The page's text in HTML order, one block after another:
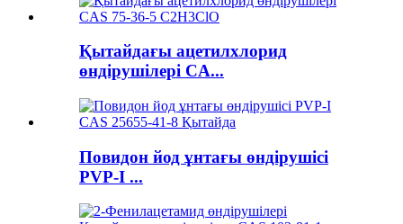
Қытайдағы ацетилхлорид
өндірушілері CA...
Повидон йод ұнтағы өндірушісі
PVP-I ...